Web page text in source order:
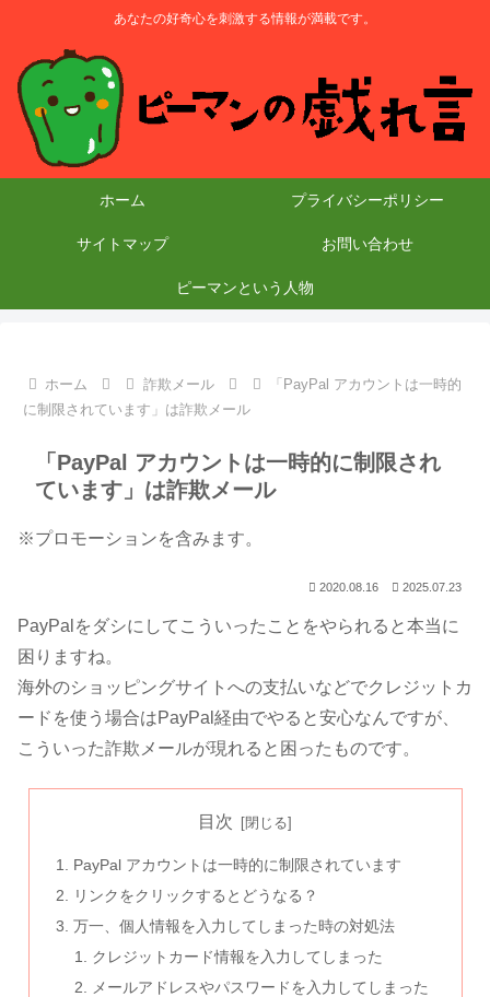
あなたの好奇心を刺激する情報が満載です。
ホーム プライバシーポリシー
サイトマップ お問い合わせ
ピーマンという人物
ホーム 詐欺メール
「PayPal アカウントは一時的
に制限されています」は詐欺メール
「PayPal アカウントは一時的に制限され
ています」は詐欺メール
※プロモーションを含みます。
2020.08.16 2025.07.23
PayPalをダシにしてこういったことをやられると本当に
困りますね。
海外のショッピングサイトへの支払いなどでクレジットカ
ードを使う場合はPayPal経由でやると安心なんですが、
こういった詐欺メールが現れると困ったものです。
目次
PayPal アカウントは一時的に制限されています
リンクをクリックするとどうなる？
万一、個人情報を入力してしまった時の対処法
クレジットカード情報を入力してしまった
メールアドレスやパスワードを入力してしまった